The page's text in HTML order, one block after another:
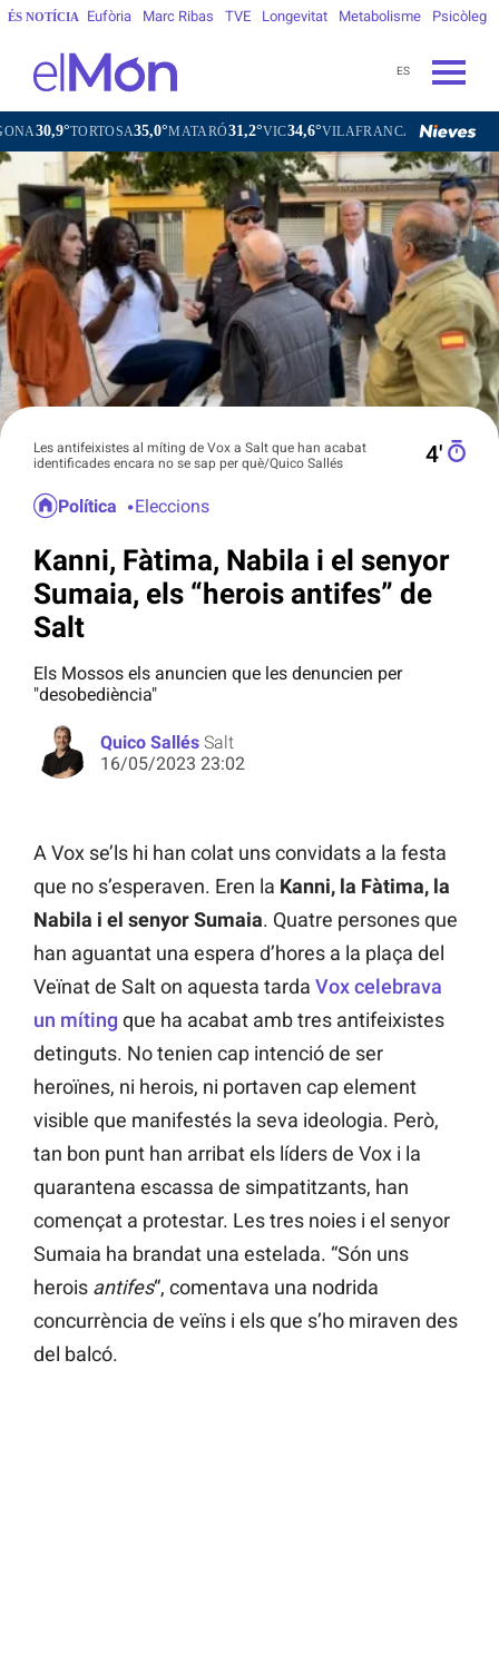
ÉS NOTÍCIA Eufòria Marc Ribas TVE Longevitat Metabolisme Psicòleg
ES
35,0°MATARÓ31,2°VIC34,6°VILAFRANCA DEL PENEDÈS31,7° VILANOVA
Les antifeixistes al míting de Vox a Salt que han acabat
identificades encara no se sap per què/Quico Sallés
4′
Política Eleccions
Kanni, Fàtima, Nabila i el senyor
Sumaia, els “herois antifes” de
Salt
Els Mossos els anuncien que les denuncien per
"desobediència"
Quico Sallés Salt
16/05/2023 23:02
A Vox se’ls hi han colat uns convidats a la festa
que no s’esperaven. Eren la Kanni, la Fàtima, la
Nabila i el senyor Sumaia. Quatre persones que
han aguantat una espera d’hores a la plaça del
Veïnat de Salt on aquesta tarda Voxcelebrava
un míting que ha acabat amb tres antifeixistes
detinguts. No tenien cap intenció de ser
heroïnes, ni herois, ni portaven cap element
visible que manifestés la seva ideologia. Però,
tan bon punt han arribat els líders de Vox i la
quarantena escassa de simpatitzants, han
començat a protestar. Les tres noies i el senyor
Sumaia ha brandat una estelada. “Són uns
herois antifes“, comentava una nodrida
concurrència de veïns i els que s’ho miraven des
del balcó.